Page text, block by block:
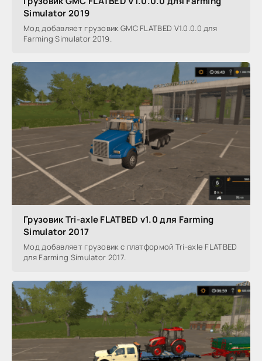
Simulator 2019
Мод добавляет грузовик GMC FLATBED V1.0.0.0 для
Farming Simulator 2019.
Грузовик Tri-axle FLATBED v1.0 для Farming
Simulator 2017
Мод добавляет грузовик с платформой Tri-axle FLATBED
для Farming Simulator 2017.